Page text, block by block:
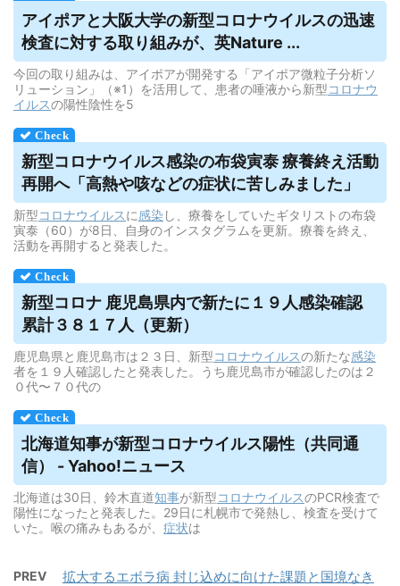
アイポアと大阪大学の新型コロナウイルスの迅速
検査に対する取り組みが、英Nature ...
今回の取り組みは、アイポアが開発する「アイポア微粒子分析ソ
リューション」（※1）を活用して、患者の唾液から新型コロナウ
イルスの陽性陰性を5
新型コロナウイルス感染の布袋寅泰 療養終え活動
再開へ「高熱や咳などの症状に苦しみました」
新型コロナウイルスに感染 し、療養をしていたギタリストの布袋
寅泰（60）が8日、自身のインスタグラムを更新。療養を終え、
活動を再開すると発表した。
新型コロナ 鹿児島県内で新たに１９人感染確認
累計３８１７人（更新）
鹿児島県と鹿児島市は２３日、新型コロナウイルスの新たな感染
者を１９人確認したと発表した。うち鹿児島市が確認したのは２
０代〜７０代の
北海道知事が新型コロナウイルス陽性（共同通
信） - Yahoo!ニュース
北海道は30日、鈴木直道知事が新型コロナウイルスのPCR検査で
陽性になったと発表した。29日に札幌市で発熱し、検査を受けて
いた。喉の痛みもあるが、 症状は
PREV
拡大するエボラ病 封じ込めに向けた課題と国境なき